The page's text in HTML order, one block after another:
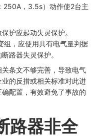
250A，3.5s）动作使2台主
护应起动失灵保护。
组，应使用具有电气量判据
路器失灵保护。
条文不够完善，导致电气
的反措或相关标准对此进
配置，有效避免了事故的
路器非全